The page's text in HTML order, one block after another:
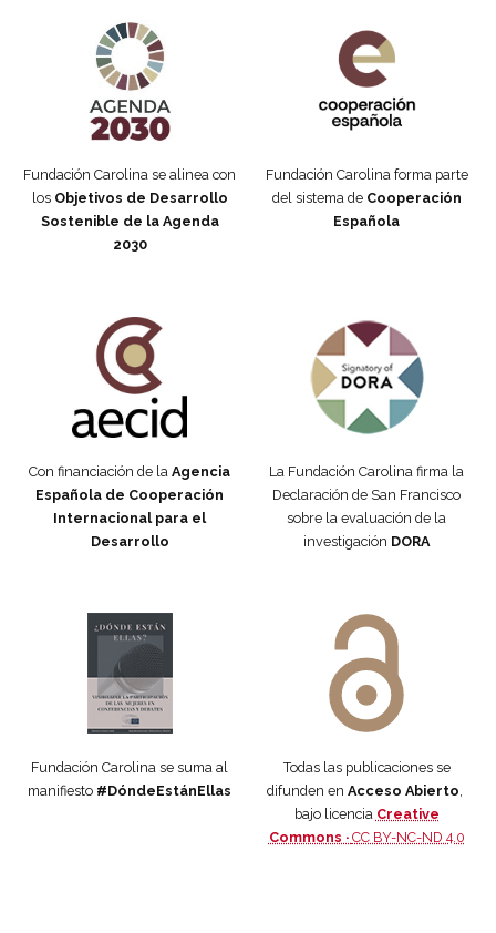
Fundación Carolina se alinea con
los Objetivos de Desarrollo
Sostenible de la Agenda
2030
Fundación Carolina forma parte
del sistema de Cooperación
Española
Con financiación de la Agencia
Española de Cooperación
Internacional para el
Desarrollo
La Fundación Carolina firma la
Declaración de San Francisco
sobre la evaluación de la
investigación DORA
Fundación Carolina se suma al
manifiesto #DóndeEstánEllas
Todas las publicaciones se
difunden en Acceso Abierto,
bajo licencia Creative
Commons · CC BY-NC-ND 4.0